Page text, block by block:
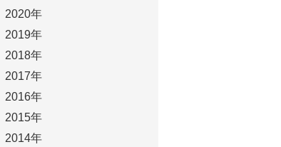
2020年
2019年
2018年
2017年
2016年
2015年
2014年